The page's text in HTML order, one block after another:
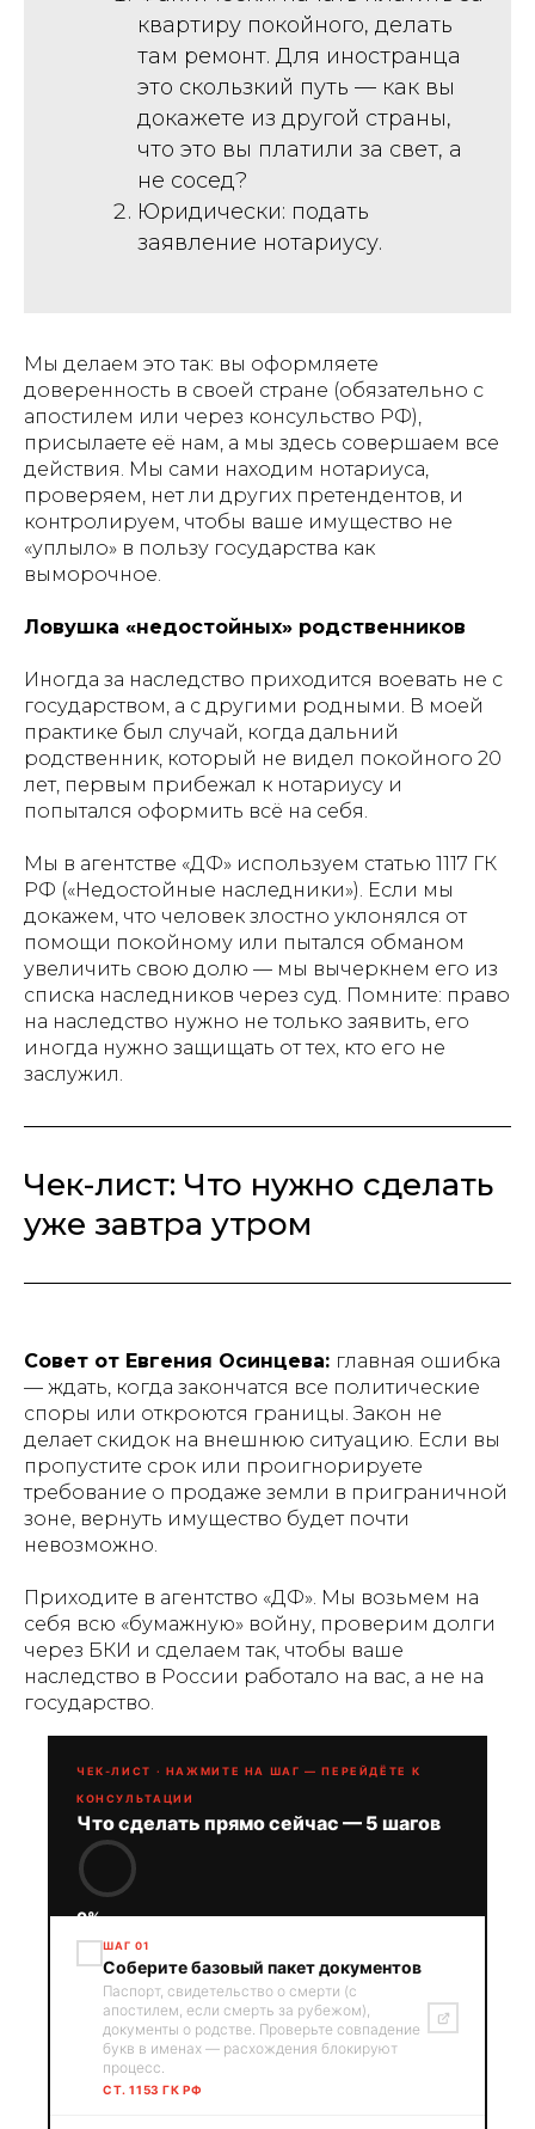
квартиру покойного, делать
там ремонт. Для иностранца
это скользкий путь — как вы
докажете из другой страны,
что это вы платили за свет, а
не сосед?
Юридически: подать
заявление нотариусу.
Мы делаем это так: вы оформляете
доверенность в своей стране (обязательно с
апостилем или через консульство РФ),
присылаете её нам, а мы здесь совершаем все
действия. Мы сами находим нотариуса,
проверяем, нет ли других претендентов, и
контролируем, чтобы ваше имущество не
«уплыло» в пользу государства как
выморочное.
Ловушка «недостойных» родственников
Иногда за наследство приходится воевать не с
государством, а с другими родными. В моей
практике был случай, когда дальний
родственник, который не видел покойного 20
лет, первым прибежал к нотариусу и
попытался оформить всё на себя.
Мы в агентстве «ДФ» используем статью 1117 ГК
РФ («Недостойные наследники»). Если мы
докажем, что человек злостно уклонялся от
помощи покойному или пытался обманом
увеличить свою долю — мы вычеркнем его из
списка наследников через суд. Помните: право
на наследство нужно не только заявить, его
иногда нужно защищать от тех, кто его не
заслужил.
Чек-лист: Что нужно сделать
уже завтра утром
Совет от Евгения Осинцева: главная ошибка
— ждать, когда закончатся все политические
споры или откроются границы. Закон не
делает скидок на внешнюю ситуацию. Если вы
пропустите срок или проигнорируете
требование о продаже земли в приграничной
зоне, вернуть имущество будет почти
невозможно.
Приходите в агентство «ДФ». Мы возьмем на
себя всю «бумажную» войну, проверим долги
через БКИ и сделаем так, чтобы ваше
наследство в России работало на вас, а не на
государство.
ЧЕК-ЛИСТ · НАЖМИТЕ НА ШАГ — ПЕРЕЙДЁТЕ К
КОНСУЛЬТАЦИИ
Что сделать прямо сейчас — 5 шагов
0%
ШАГ 01
Соберите базовый пакет документов
Паспорт, свидетельство о смерти (с
апостилем, если смерть за рубежом),
документы о родстве. Проверьте совпадение
букв в именах — расхождения блокируют
процесс.
СТ. 1153 ГК РФ